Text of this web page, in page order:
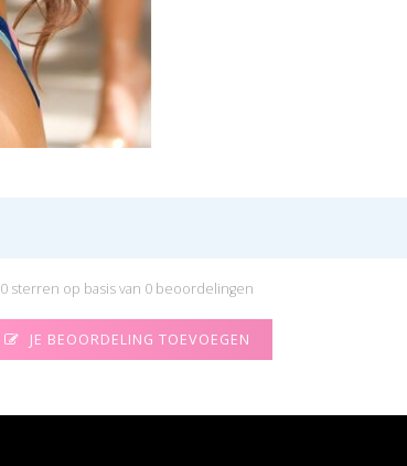
0 sterren op basis van 0 beoordelingen
JE BEOORDELING TOEVOEGEN